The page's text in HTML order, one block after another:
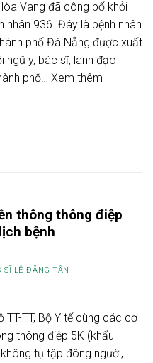
Vang đã công bố khỏi
nhân 936. Đây là bệnh nhân
phố Đà Nẵng được xuất
ngũ y, bác sĩ, lãnh đạo
phố… Xem thêm
thông thông điệp
bệnh
SĨ LÊ ĐĂNG TÂN
TT-TT, Bộ Y tế cùng các cơ
thông điệp 5K (khẩu
tụ tập đông người,